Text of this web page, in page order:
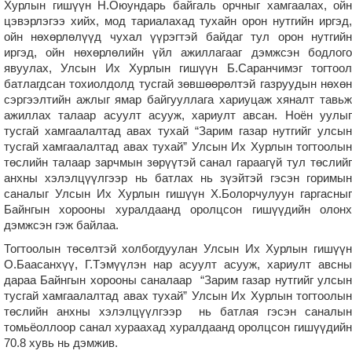
Хурлын гишүүн Н.Оюундарь байгаль орчныг хамгаалах, ойн
цэвэрлэгээ хийх, мод тариалахад тухайн орон нутгийн иргэд,
ойн нөхөрлөлүүд чухал үүрэгтэй байдаг тул орон нутгийн
иргэд, ойн нөхөрлөлийн үйл ажиллагааг дэмжсэн бодлого
явуулах, Улсын Их Хурлын гишүүн Б.Саранчимэг тогтоол
батлагдсан тохиолдолд тусгай зөвшөөрөлтэй газруудын нөхөн
сэргээлтийн ажлыг ямар байгууллага хариуцаж хяналт тавьж
ажиллах талаар асуулт асууж, хариулт авсан. Ноён уулыг
тусгай хамгаалалтад авах тухай “Зарим газар нутгийг улсын
тусгай хамгаалалтад авах тухай” Улсын Их Хурлын тогтоолын
төслийн талаар зарчмын зөрүүтэй санал гараагүй тул төслийг
анхны хэлэлцүүлгээр нь батлах нь зүэйтэй гэсэн горимын
саналыг Улсын Их Хурлын гишүүн Х.Болорчулуун гаргасныг
Байнгын хорооны хуралдаанд оролцсон гишүүдийн олонх
дэмжсэн гэж байлаа.
Тогтоолын төсөлтэй холбогдуулан Улсын Их Хурлын гишүүн
О.Баасанхүү, Г.Тэмүүлэн нар асуулт асууж, хариулт авсны
дараа Байнгын хорооны саналаар “Зарим газар нутгийг улсын
тусгай хамгаалалтад авах тухай” Улсын Их Хурлын тогтоолын
төслийн анхны хэлэлцүүлгээр нь батлая гэсэн саналын
томьёоллоор санал хураахад хуралдаанд оролцсон гишүүдийн
70.8 хувь нь дэмжив.